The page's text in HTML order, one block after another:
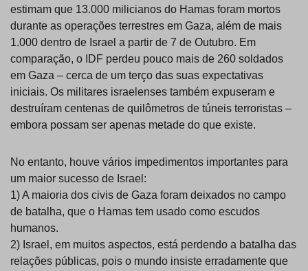
estimam que 13.000 milicianos do Hamas foram mortos
durante as operações terrestres em Gaza, além de mais
1.000 dentro de Israel a partir de 7 de Outubro. Em
comparação, o IDF perdeu pouco mais de 260 soldados
em Gaza – cerca de um terço das suas expectativas
iniciais. Os militares israelenses também expuseram e
destruíram centenas de quilômetros de túneis terroristas –
embora possam ser apenas metade do que existe.
No entanto, houve vários impedimentos importantes para
um maior sucesso de Israel:
1) A maioria dos civis de Gaza foram deixados no campo
de batalha, que o Hamas tem usado como escudos
humanos.
2) Israel, em muitos aspectos, está perdendo a batalha das
relações públicas, pois o mundo insiste erradamente que